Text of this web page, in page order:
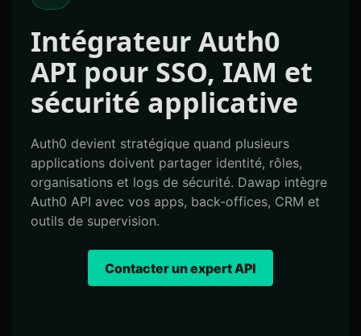
IntégrateurAuth0
API pour SSO, IAM et
sécurité applicative
Auth0 devient stratégique quand plusieurs
applications doivent partager identité, rôles,
organisations et logs de sécurité. Dawap intègre
Auth0 API avec vos apps, back-offices, CRM et
outils de supervision.
Contacter un expert API